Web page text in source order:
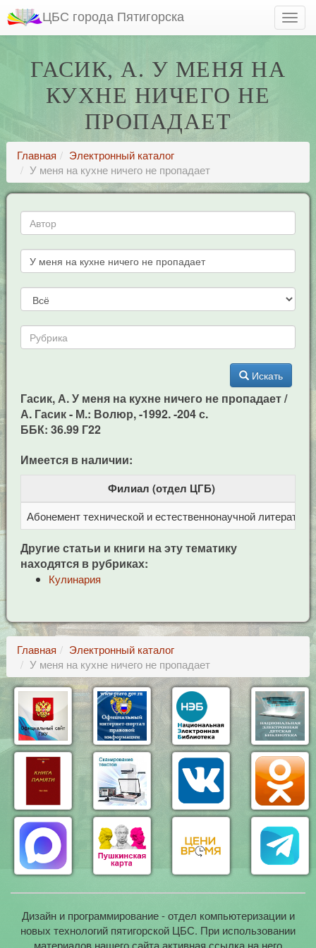
ЦБС города Пятигорска
ГАСИК, А. У МЕНЯ НА
КУХНЕ НИЧЕГО НЕ
ПРОПАДАЕТ
Главная
Электронный каталог
У меня на кухне ничего не пропадает
Искать
Гасик, А. У меня на кухне ничего не пропадает /
А. Гасик - М.: Волюр, -1992. -204 с.
ББК: 36.99 Г22
Имеется в наличии:
Филиал (отдел ЦГБ)
Абонемент технической и естественнонаучной литерат
Другие статьи и книги на эту тематику
находятся в рубриках:
Кулинария
Главная
Электронный каталог
У меня на кухне ничего не пропадает
Дизайн и программирование - отдел компьютеризации и
новых технологий пятигорской ЦБС. При использовании